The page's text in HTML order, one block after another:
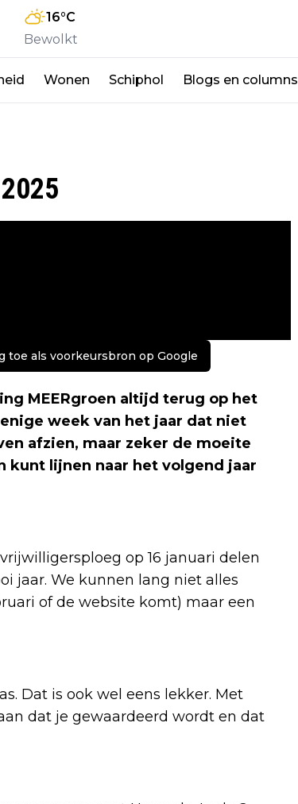
16°C
Bewolkt
Wonen Schiphol Blogs en columns
toe als voorkeursbron op Google
MEERgroen altijd terug op het
week van het jaar dat niet
afzien, maar zeker de moeite
kunt lijnen naar het volgend jaar
op 16 januari delen
jaar. We kunnen lang niet alles
of de website komt) maar een
Dat is ook wel eens lekker. Met
dat je gewaardeerd wordt en dat